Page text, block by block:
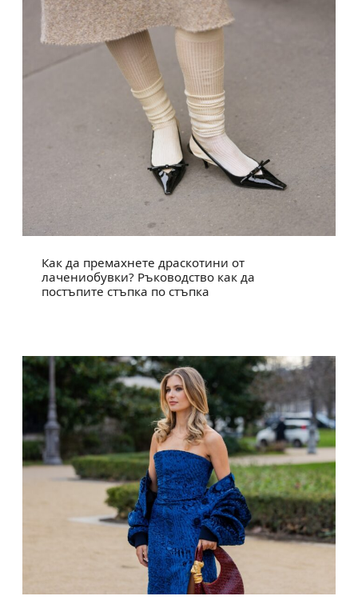
Как да премахнете драскотини от
лачениобувки? Ръководство как да
постъпите стъпка по стъпка